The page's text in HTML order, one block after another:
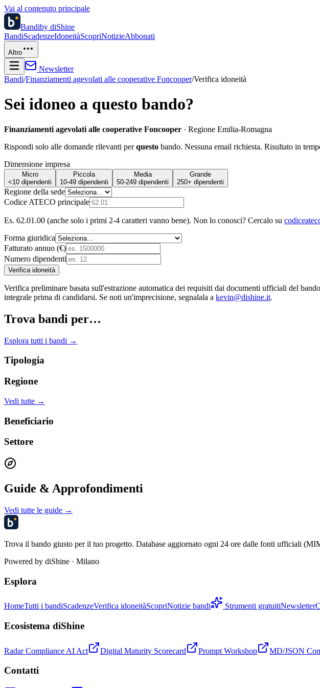
Vai al contenuto principale
Bandiby diShine
BandiScadenzeIdoneitàScopriNotizieAbbonati
Altro
Newsletter
Bandi/Finanziamenti agevolati alle cooperative Foncooper/Verifica idoneità
Sei idoneo a questo bando?
Finanziamenti agevolati alle cooperative Foncooper · Regione Emilia-Romagna
Rispondi solo alle domande rilevanti perquesto bando. Nessuna email richiesta. Risultato in
Dimensione impresa
Micro
<10 dipendenti
Piccola
10-49 dipendenti
Media
50-249 dipendenti
Grande
250+ dipendenti
Regione della sede
Codice ATECO principale
Es. 62.01.00 (anche solo i primi 2-4 caratteri vanno bene). Non lo conosci? Cercalo su
Forma giuridica
Fatturato annuo (€)
Numero dipendenti
Verifica idoneità
Verifica preliminare basata sull'estrazione automatica dei requisiti dai documenti ufficiali del
integrale prima di candidarsi. Se noti un'imprecisione, segnalala a kevin@dishine.it.
Trova bandi per…
Esplora tutti i bandi →
Tipologia
Regione
Vedi tutte →
Beneficiario
Settore
Guide & Approfondimenti
Vedi tutte le guide →
Trova il bando giusto per il tuo progetto. Database aggiornato ogni 24 ore dalle fonti ufficiali
Powered by diShine · Milano
Esplora
HomeTutti i bandiScadenzeVerifica idoneitàScopriNotizie bandi Strumenti gratuitiNewsletter
Ecosistema diShine
Radar Compliance AI Act Digital Maturity Scorecard Prompt Workshop MD/JSON
Contatti